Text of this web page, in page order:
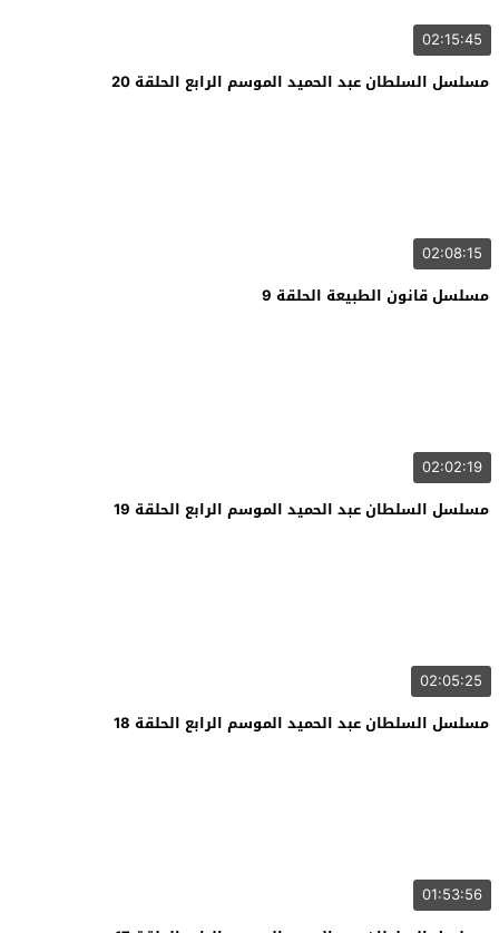
02:15:45
مسلسل السلطان عبد الحميد الموسم الرابع الحلقة 20
02:08:15
مسلسل قانون الطبيعة الحلقة 9
02:02:19
مسلسل السلطان عبد الحميد الموسم الرابع الحلقة 19
02:05:25
مسلسل السلطان عبد الحميد الموسم الرابع الحلقة 18
01:53:56